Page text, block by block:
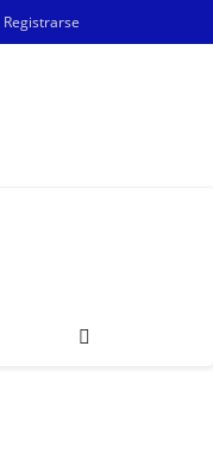
Registrarse